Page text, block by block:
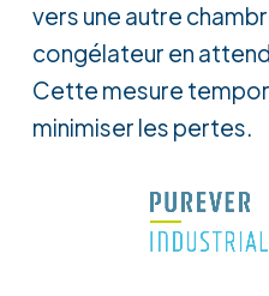
vers une autre
congélateur en
Cette mesure
minimiser les pertes.